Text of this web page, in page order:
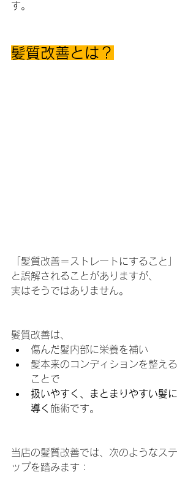
す。
髪質改善とは？
「髪質改善＝ストレートにすること」
と誤解されることがありますが、
実はそうではありません。
髪質改善は、
傷んだ髪内部に栄養を補い
髪本来のコンディションを整える
ことで
扱いやすく、まとまりやすい髪に
導く 施術です。
当店の髪質改善では、次のようなステ
ップを踏みます：